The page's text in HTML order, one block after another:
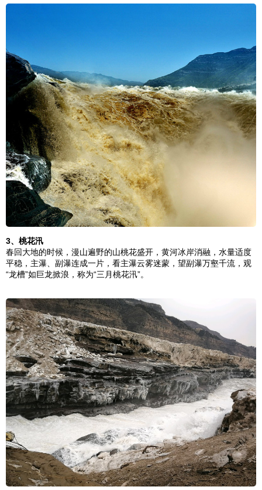
3、 桃花汛
春回大地的时候，漫山遍野的山桃花盛开，黄河冰岸消融，水量适度
平稳，主瀑、副瀑连成一片，看主瀑云雾迷蒙，望副瀑万壑千流，观
“龙槽”如巨龙掀浪，称为“三月桃花汛”。